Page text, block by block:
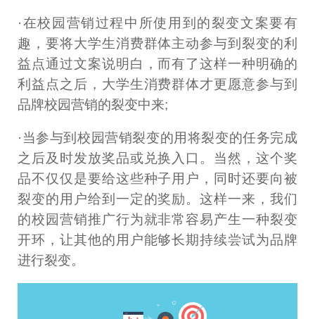
·在校园营销过程中所使用到的裂变文案要有
趣，要将大学生消费群体主动参与到裂变的利
益点通过文案说明白，而有了这样一种明确的
利益点之后，大学生消费群体才更愿意参与到
品牌校园营销的裂变中来;
·当参与到校园营销裂变的用将裂变的任务完成
之后及时发放奖品或兑换入口。当然，这个奖
品不仅仅是要给这些种子用户，同时还要向被
裂变的用户给到一定的奖励。这样一来，我们
的校园营销推广行为就非常容易产生一种裂变
开环，让其他的用户能够长期持续尝试为品牌
进行裂变。